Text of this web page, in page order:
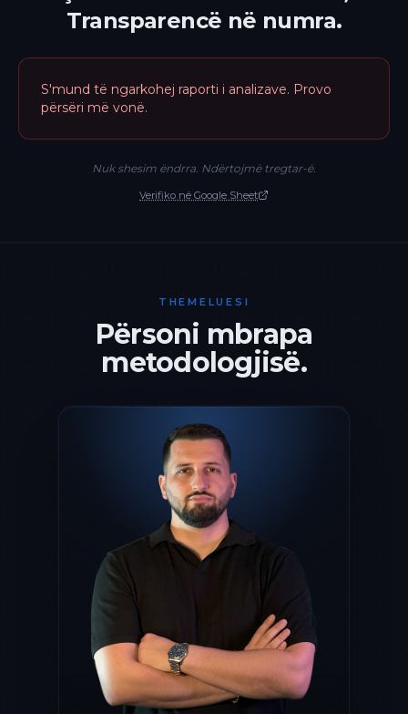
Transparencë në numra.
S'mund të ngarkohej raporti i analizave. Provo
përsëri më vonë.
Nuk shesim ëndrra. Ndërtojmë tregtar-ë.
Verifiko në Google Sheet
THEMELUESI
Përsoni mbrapa
metodologjisë.